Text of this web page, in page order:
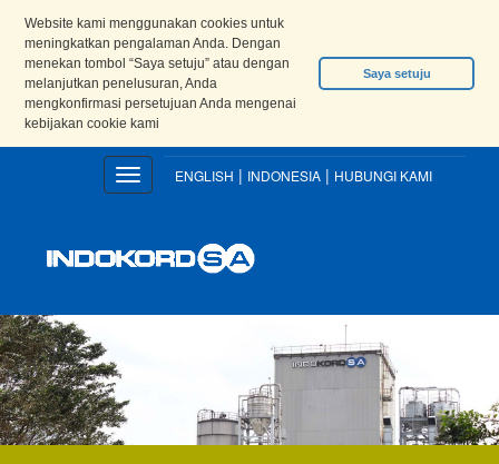
Website kami menggunakan cookies untuk
meningkatkan pengalaman Anda. Dengan
menekan tombol “Saya setuju” atau dengan
melanjutkan penelusuran, Anda
mengkonfirmasi persetujuan Anda mengenai
kebijakan cookie kami
Saya setuju
ENGLISH | INDONESIA | HUBUNGI KAMI
Toggle
navigation